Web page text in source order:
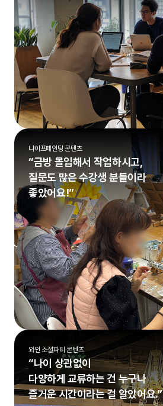
나이프페인팅 콘텐츠
“금방 몰입해서 작업하시고,
질문도 많은 수강생 분들이라
좋았어요!”
와인 소셜파티 콘텐츠
“나이 상관없이
다양하게 교류하는 건 누구나
즐거운 시간이라는 걸 알았어요.”